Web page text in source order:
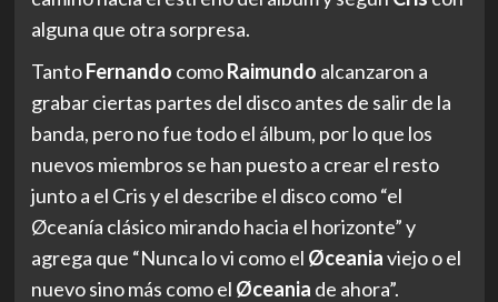
alguna que otra sorpresa.
TantoFernando comoRaimundo alcanzaron a
grabar ciertas partes del disco antes de salir de la
banda, pero no fue todo el álbum, por lo que los
nuevos miembros se han puesto a crear el resto
junto a el Cris y el describe el disco como “el
Øceanía clásico mirando hacia el horizonte” y
agrega que “Nunca lo vi como el Øceaniaviejo o el
nuevo sino más como el Øceania de ahora”.